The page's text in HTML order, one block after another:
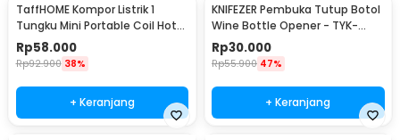
TaffHOME Kompor Listrik 1
Tungku Mini Portable Coil Hot
Plate 500W - C1-1000-03
Rp58.000
Rp92.900 38%
+ Keranjang
KNIFEZER Pembuka Tutup Botol
Wine Bottle Opener - TYK-
074B
Rp30.000
Rp55.900 47%
+ Keranjang